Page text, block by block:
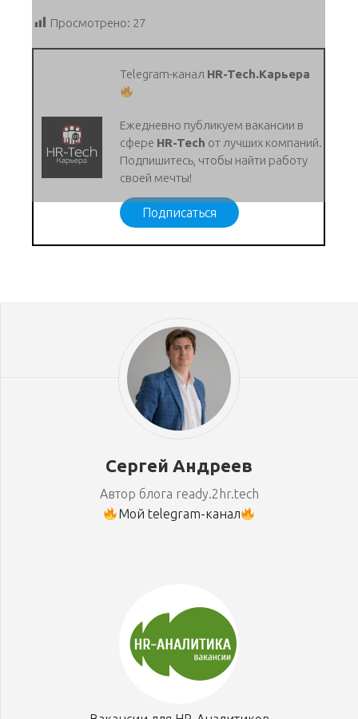
Просмотрено: 27
Telegram-канал HR-Tech.Карьера
Ежедневно публикуем вакансии в
сфере HR-Tech от лучших компаний.
Подпишитесь, чтобы найти работу
своей мечты!
Подписаться
Сергей Андреев
Автор блога ready.2hr.tech
Мой telegram-канал